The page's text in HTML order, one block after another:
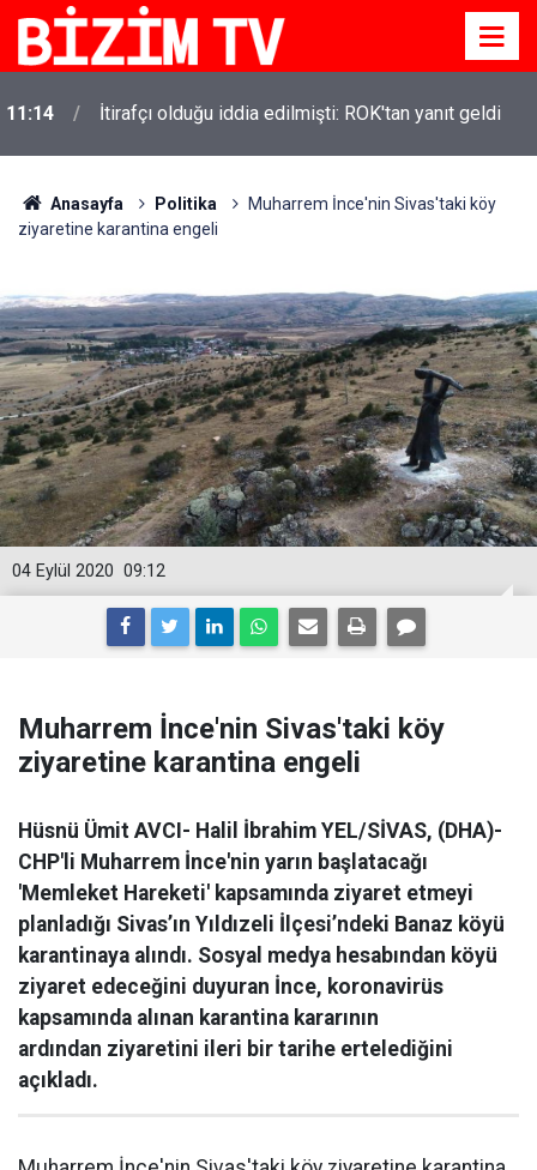
11:14 İtirafçı olduğu iddia edilmişti: ROK'tan yanıt geldi
Anasayfa Politika
Muharrem İnce'nin Sivas'taki köy
ziyaretine karantina engeli
09:12
04 Eylül 2020
Muharrem İnce'nin Sivas'taki köy
ziyaretine karantina engeli
Hüsnü Ümit AVCI- Halil İbrahim YEL/SİVAS, (DHA)-
CHP'li Muharrem İnce'nin yarın başlatacağı
'Memleket Hareketi' kapsamında ziyaret etmeyi
planladığı Sivas’ın Yıldızeli İlçesi’ndeki Banaz köyü
karantinaya alındı. Sosyal medya hesabından köyü
ziyaret edeceğini duyuran İnce, koronavirüs
kapsamında alınan karantina kararının
ardından ziyaretini ileri bir tarihe ertelediğini
açıkladı.